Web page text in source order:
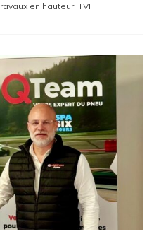
en hauteur, TVH